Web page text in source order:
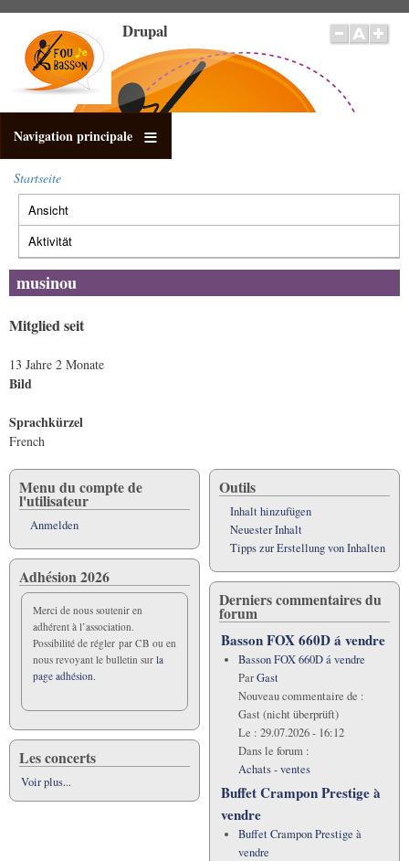
Inhalt
Drupal
Navigation principale
Pfadnavigation
Startseite
Primäre
Reiter
Ansicht
Reiter)
Aktivität
musinou
Mitglied seit
13 Jahre 2 Monate
Bild
Sprachkürzel
French
Menu du compte de
l'utilisateur
Anmelden
Adhésion 2026
Merci de nous soutenir en
adhérent à l’association.
Possibilité de régler par CB ou en
nous revoyant le bulletin sur la
page adhésion.
Les concerts
Voir plus...
Outils
Inhalt hinzufügen
Neuester Inhalt
Tipps zur Erstellung von Inhalten
Derniers commentaires du
forum
Basson FOX 660D á vendre
Basson FOX 660D á vendre
ParGast
Nouveau commentaire de :
Gast (nicht überprüft)
Le : 29.07.2026 - 16:12
Dans le forum :
Achats - ventes
Buffet Crampon Prestige à
vendre
Buffet Crampon Prestige à
vendre